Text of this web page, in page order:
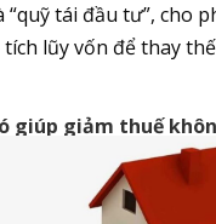
tái đầu tư”, cho
lũy vốn để thay
giúp giảm thuế